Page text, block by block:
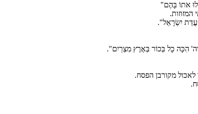
אֹתוֹ בָּהֶם"
יִשְׂרָאֵל".
הִכָּה כָל בְּכוֹר בְּאֶרֶץ מִצְרַיִם".